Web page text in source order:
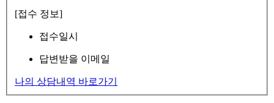
[접수 정보]
접수일시
답변받을 이메일
나의 상담내역 바로가기